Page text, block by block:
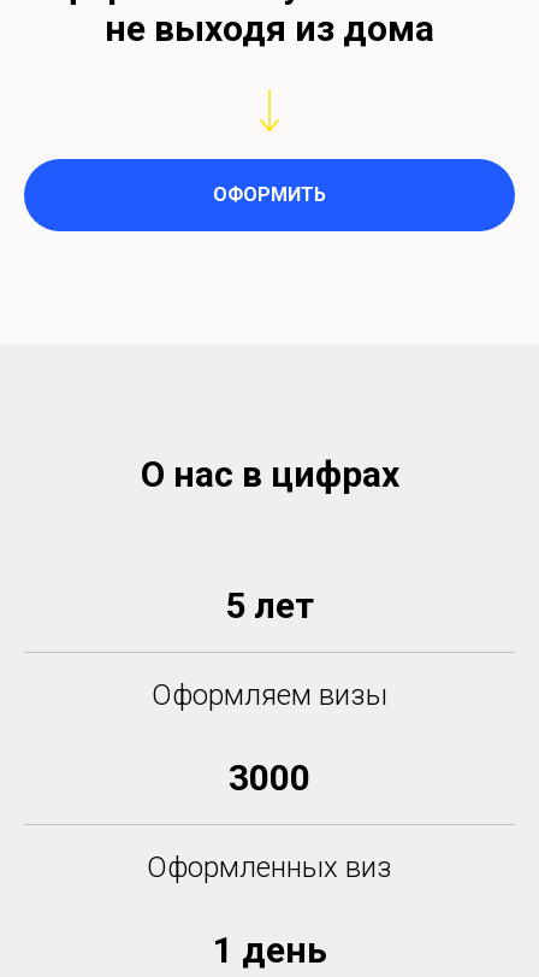
не выходя из дома
ОФОРМИТЬ
О нас в цифрах
5 лет
Оформляем визы
3000
Оформленных виз
1 день